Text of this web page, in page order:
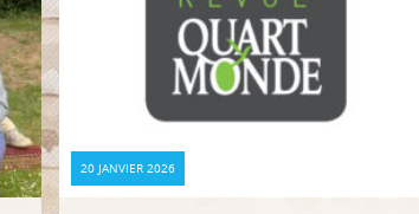
20 JANVIER 2026